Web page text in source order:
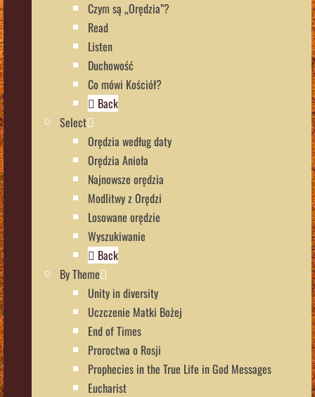
Czym są „Orędzia”?
Read
Listen
Duchowość
Co mówi Kościół?
Back
Select
Orędzia według daty
Orędzia Anioła
Najnowsze orędzia
Modlitwy z Orędzi
Losowane orędzie
Wyszukiwanie
Back
By Theme
Unity in diversity
Uczczenie Matki Bożej
End of Times
Proroctwa o Rosji
Prophecies in the True Life in God Messages
Eucharist